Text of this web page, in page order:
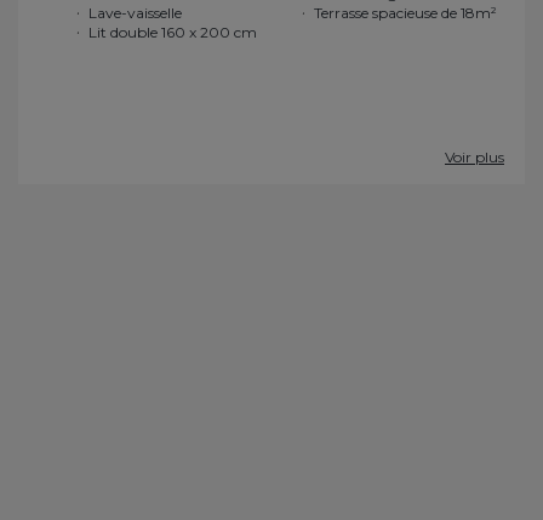
Lave-vaisselle
Lit double 160 x 200 cm
Terrasse spacieuse de 18m²
Voir plus